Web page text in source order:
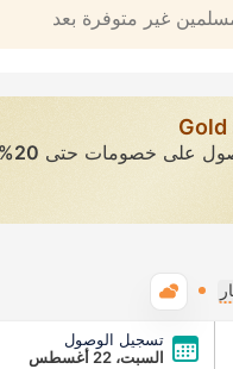
غير متوفرة بعد
Gold
على خصومات حتى 20%
تسجيل الوصول
السبت، 22 أغسطس